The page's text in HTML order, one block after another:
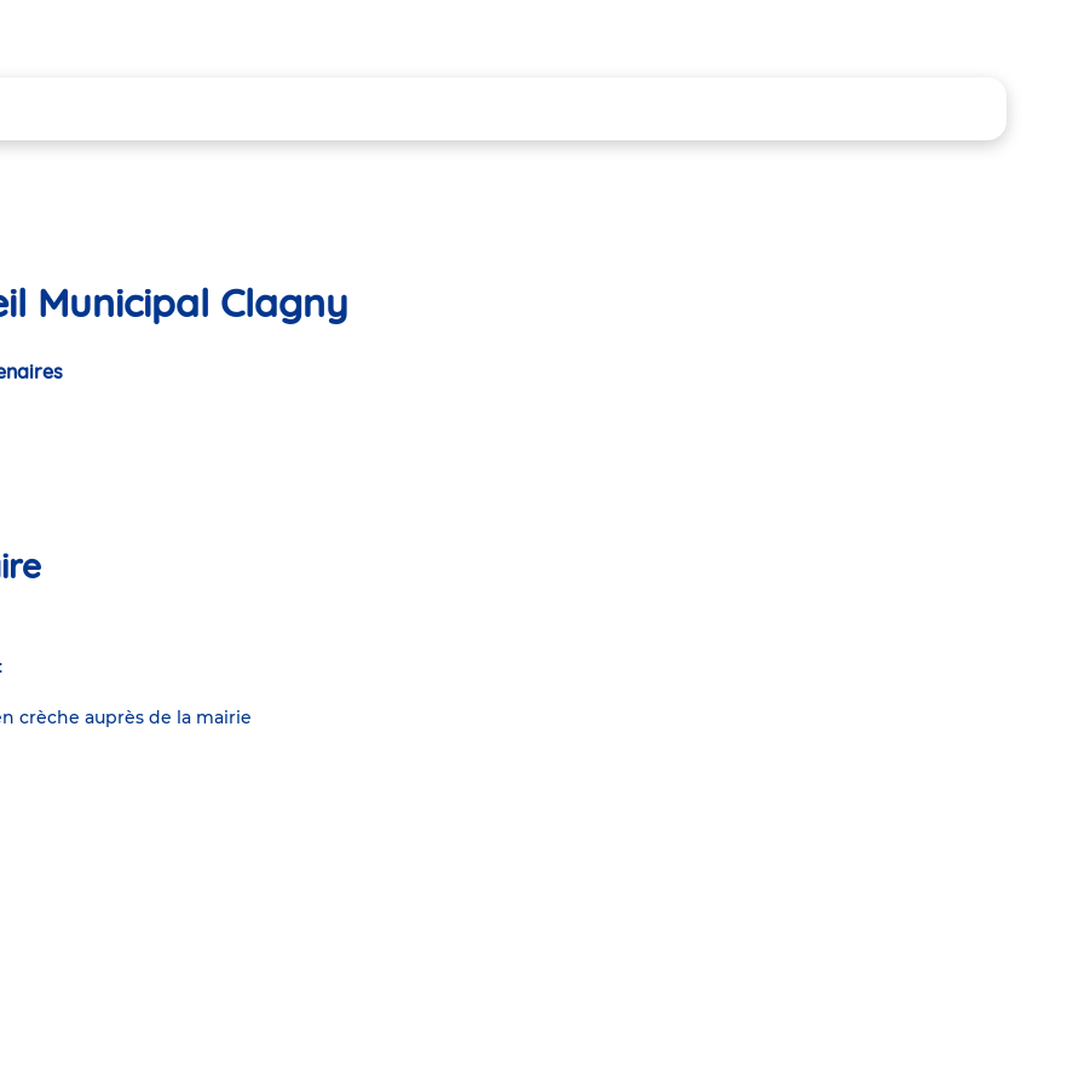
Municipal Clagny
crèche auprès de la mairie